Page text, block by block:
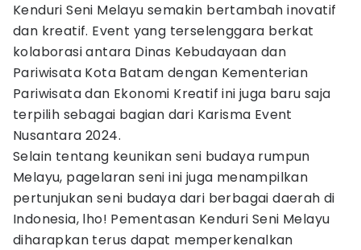
Kenduri Seni Melayu semakin bertambah inovatif
dan kreatif. Event yang terselenggara berkat
kolaborasi antara Dinas Kebudayaan dan
Pariwisata Kota Batam dengan Kementerian
Pariwisata dan Ekonomi Kreatif ini juga baru saja
terpilih sebagai bagian dari Karisma Event
Nusantara 2024.
Selain tentang keunikan seni budaya rumpun
Melayu, pagelaran seni ini juga menampilkan
pertunjukan seni budaya dari berbagai daerah di
Indonesia, lho! Pementasan Kenduri Seni Melayu
diharapkan terus dapat memperkenalkan